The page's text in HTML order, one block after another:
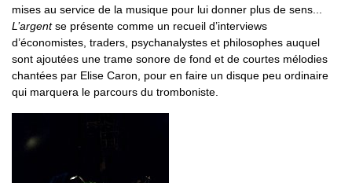
mises au service de la musique pour lui donner plus de sens...
L’argentse présente comme un recueil d’interviews
d’économistes, traders, psychanalystes et philosophes auquel
sont ajoutées une trame sonore de fond et de courtes mélodies
chantées par Elise Caron, pour en faire un disque peu ordinaire
qui marquera le parcours du tromboniste.